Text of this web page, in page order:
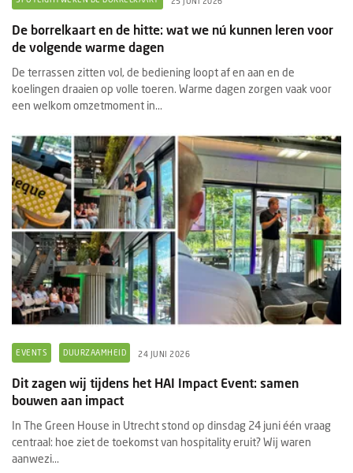
De borrelkaart en de hitte: wat we nú kunnen leren voor
de volgende warme dagen
De terrassen zitten vol, de bediening loopt af en aan en de
koelingen draaien op volle toeren. Warme dagen zorgen vaak voor
een welkom omzetmoment in...
EVENTS DUURZAAMHEID 24 JUNI 2026
Dit zagen wij tijdens het HAI Impact Event: samen
bouwen aan impact
In The Green House in Utrecht stond op dinsdag 24 juni één vraag
centraal: hoe ziet de toekomst van hospitality eruit? Wij waren
aanwezi...